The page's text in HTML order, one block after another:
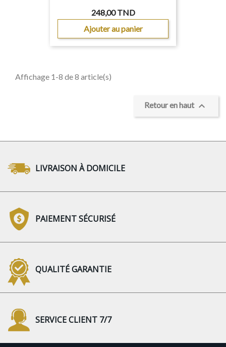
248,00 TND
Ajouter au panier
Affichage 1-8 de 8 article(s)
Retour en haut 
LIVRAISON À DOMICILE
PAIEMENT SÉCURISÉ
QUALITÉ GARANTIE
SERVICE CLIENT 7/7